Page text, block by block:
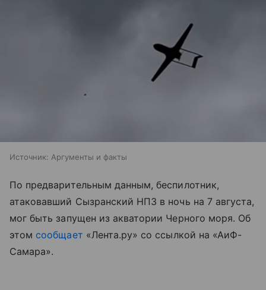
Источник: Аргументы и факты
По предварительным данным, беспилотник,
атаковавший Сызранский НПЗ в ночь на 7 августа,
мог быть запущен из акватории Черного моря. Об
этом сообщает «Лента.ру» со ссылкой на «АиФ-
Самара».